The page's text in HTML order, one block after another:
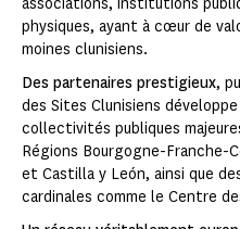
physiques, ayant à cœur de
moines clunisiens.
Des partenaires prestigieux,
des Sites Clunisiens
collectivités publiques
Régions Bourgogne-Franche-
et Castilla y León, ainsi que
cardinales comme le Centre